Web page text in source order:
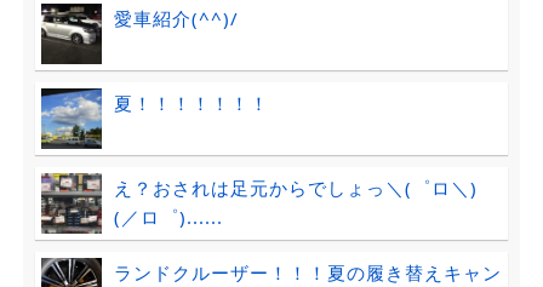
愛車紹介(^^)/
夏！！！！！！！
え？おされは足元からでしょっ＼(゜ロ＼)
(／ロ゜)......
ランドクルーザー！！！夏の履き替えキャン